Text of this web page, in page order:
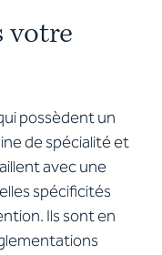
votre
possèdent un
de spécialité et
avec une
spécificités
Ils sont en